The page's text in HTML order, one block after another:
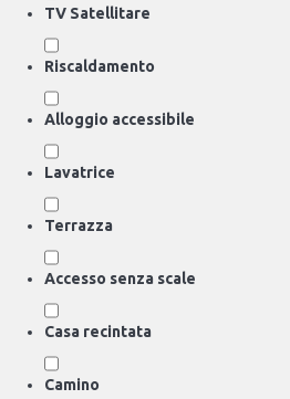
TV Satellitare
Riscaldamento
Alloggio accessibile
Lavatrice
Terrazza
Accesso senza scale
Casa recintata
Camino